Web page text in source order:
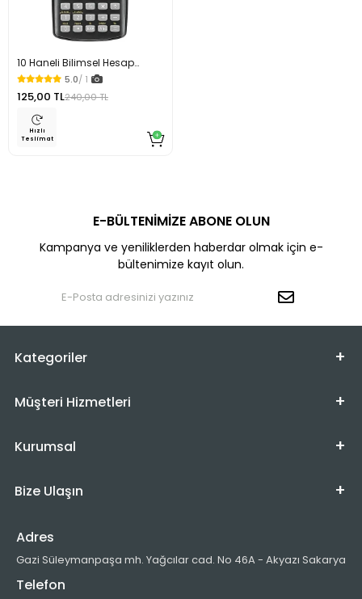
10 Haneli Bilimsel Hesap
Makinesi 240 Fonksiyonlu
5.0/ 1
125,00 TL240,00 TL
Hızlı
Teslimat
E-BÜLTENİMİZE ABONE OLUN
Kampanya ve yeniliklerden haberdar olmak için e-
bültenimize kayıt olun.
Kategoriler
Müşteri Hizmetleri
Kurumsal
Bize Ulaşın
Adres
Gazi Süleymanpaşa mh. Yağcılar cad. No 46A - Akyazı Sakarya
Telefon